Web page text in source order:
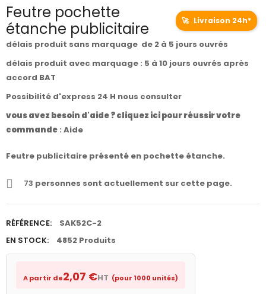
Feutre pochette
étanche publicitaire
🚀 Livraison 24h*
délais produit sans marquage de 2 à 5 jours ouvrés
délais produit avec marquage : 5 à 10 jours ouvrés après
accord BAT
Possibilité d'express 24 H nous consulter
vous avez besoin d'aide ? cliquez ici pour réussir votre
commande : Aide
Feutre publicitaire présenté en pochette étanche.
73 personnes sont actuellement sur cette page.
RÉFÉRENCE:
SAK52C-2
EN STOCK:
4852 Produits
A partir de2,07 €HT (pour 1000 unités)